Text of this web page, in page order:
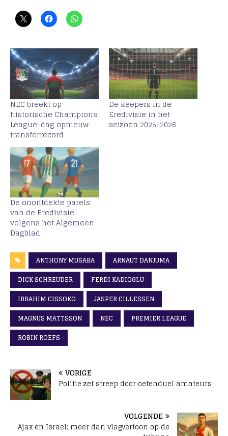
NEC breekt op
historische Champions
League-dag opnieuw
transferrecord
De keepers in de
Eredivisie in het
seizoen 2025-2026
De onontdekte parels
van de Eredivisie
volgens het Algemeen
Dagblad
ANTHONY MUSABA
ARNAUT DANJUMA
DICK SCHREUDER
FERDI KADIOGLU
IBRAHIM CISSOKO
JASPER CILLESSEN
MAGNUS MATTSSON
NEC
PREMIER LEAGUE
ROBIN ROEFS
VORIGE
Politie zet streep door oefenduel amateurs
VOLGENDE
Ajax en Israel: meer dan vlagvertoon op de